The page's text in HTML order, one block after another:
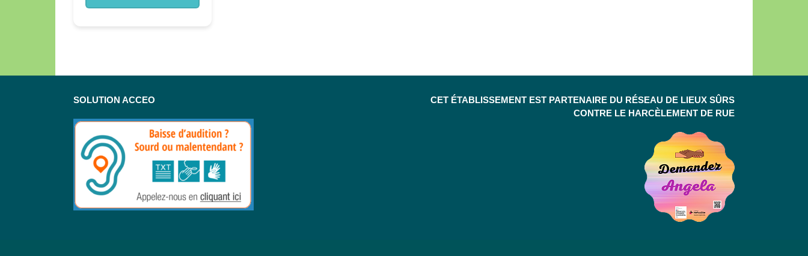
SOLUTION ACCEO
CET ÉTABLISSEMENT EST PARTENAIRE DU RÉSEAU DE LIEUX SÛRS
CONTRE LE HARCÈLEMENT DE RUE